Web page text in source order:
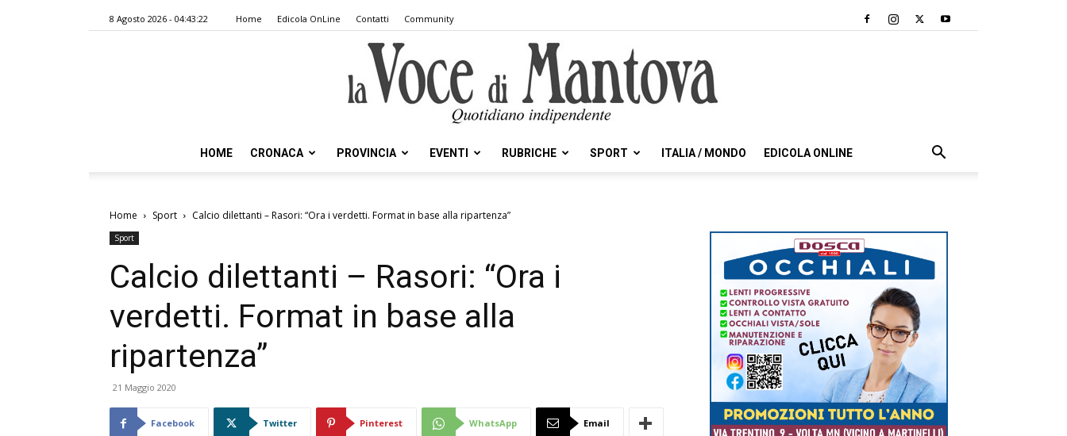
8 Agosto 2026 - 04:43:22 Home Edicola OnLine Contatti Community
Voce
HOME CRONACA PROVINCIA EVENTI RUBRICHE SPORT ITALIA / MONDO EDICOLA ONLINE
Home Sport Calcio dilettanti – Rasori: “Ora i verdetti. Format in base alla ripartenza”
Sport
Calcio dilettanti – Rasori: “Ora i
verdetti. Format in base alla
ripartenza”
21 Maggio 2020
Facebook Twitter Pinterest WhatsApp Email